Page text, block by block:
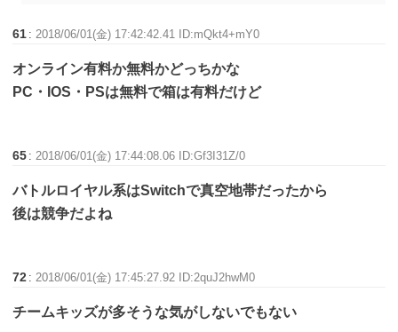
61 : 2018/06/01(金) 17:42:42.41 ID:mQkt4+mY0
オンライン有料か無料かどっちかな
PC・IOS・PSは無料で箱は有料だけど
65 : 2018/06/01(金) 17:44:08.06 ID:Gf3I31Z/0
バトルロイヤル系はSwitchで真空地帯だったから
後は競争だよね
72 : 2018/06/01(金) 17:45:27.92 ID:2quJ2hwM0
チームキッズが多そうな気がしないでもない